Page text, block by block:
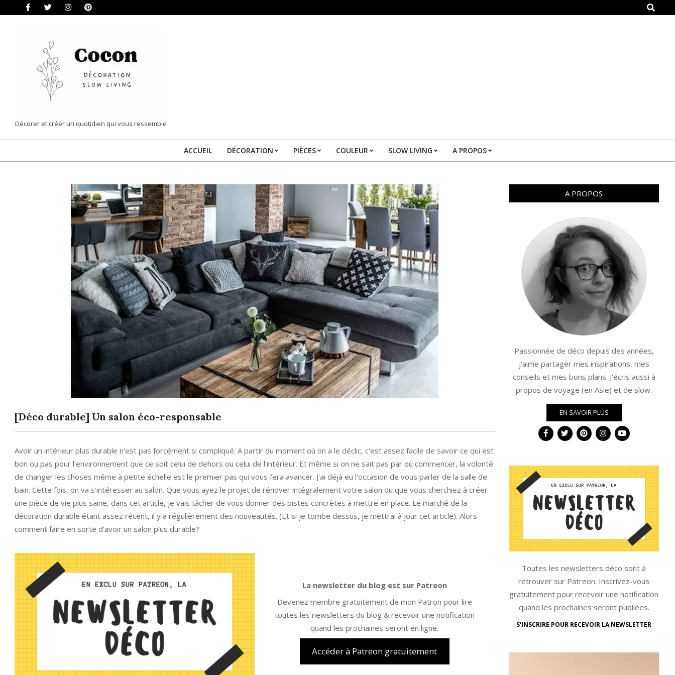
Search
COCON
|
DÉCORATION
LIVING
Décorer et créer un quotidien qui vous ressemble
Primary
Menu
ACCUEIL DÉCORATION PIÈCES COULEUR SLOW LIVING A PROPOS
[Déco durable] Un salon éco-responsable
Avoir un intérieur plus durable n'est pas forcément si compliqué. A partir du moment où on a le déclic, c'est assez facile de savoir ce qui est
bon ou pas pour l'environnement que ce soit celui de dehors ou celui de l'intérieur. Et même si on ne sait pas par où commencer, la volonté
de changer les choses même à petite échelle est le premier pas qui vous fera avancer. J'ai déjà eu l'occasion de vous parler de la salle de
bain. Cette fois, on va s'intéresser au salon. Que vous ayez le projet de rénover intégralement votre salon ou que vous cherchiez à créer
une pièce de vie plus saine, dans cet article, je vais tâcher de vous donner des pistes concrètes à mettre en place. Le marché de la
décoration durable étant assez récent, il y a régulièrement des nouveautés. (Et si je tombe dessus, je mettrai à jour cet article). Alors
comment faire en sorte d'avoir un salon plus durable?
La newsletter du blog est sur Patreon
Devenez membre gratuitement de mon Patron pour lire
toutes les newsletters du blog & recevoir une notification
quand les prochaines seront en ligne.
Accéder à Patreon gratuitement
A PROPOS
Passionnée de déco depuis des années,
j'aime partager mes inspirations, mes
conseils et mes bons plans. J'écris aussi à
propos de voyage (en Asie) et de slow.
EN SAVOIR PLUS
Toutes les newsletters déco sont à
retrouver sur Patreon. Inscrivez-vous
gratuitement pour recevoir une notification
quand les prochaines seront publiées.
S'INSCRIRE POUR RECEVOIR LA NEWSLETTER